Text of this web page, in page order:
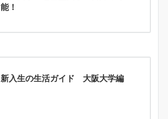
能！
新入生の生活ガイド 大阪大学編